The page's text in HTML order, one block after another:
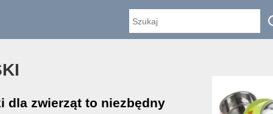
dla zwierząt to niezbędny